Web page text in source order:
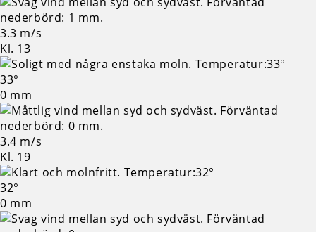
3.3 m/s
Kl. 13
33°
0 mm
3.4 m/s
Kl. 19
32°
0 mm